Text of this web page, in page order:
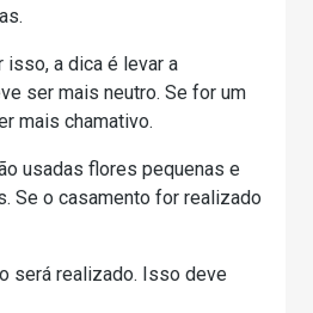
a dica é levar a
ser mais neutro. Se for um
mais chamativo.
usadas flores pequenas e
Se o casamento for realizado
será realizado. Isso deve